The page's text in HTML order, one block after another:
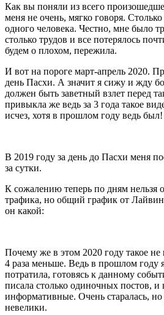
Как вы поняли из всего
меня не очень, мягко говоря.
одного человека. Честно, мне было
столько трудов и все потерялось
будем о плохом, пережила.
И вот на пороге март-апрель 2020.
день Пасхи. А значит я сижу и жду
должен быть заветный взлет перед
привыкла же ведь за 3 года такое
исчез, хотя в прошлом году ведь был!
В 2019 году за день до Пасхи меня
за сутки.
К сожалению теперь по дням нельзя
трафика, но общий график от
он какой:
Почему же в этом 2020 году такое не
4 раза меньше. Ведь в прошлом году
потратила, готовясь к данному
писала столько одиночных постов, и
информативные. Очень старалась,
невелики.